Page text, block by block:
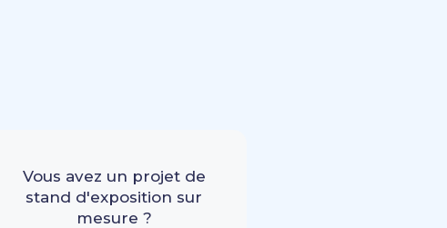
Vous avez un projet de
stand d'exposition sur
mesure ?